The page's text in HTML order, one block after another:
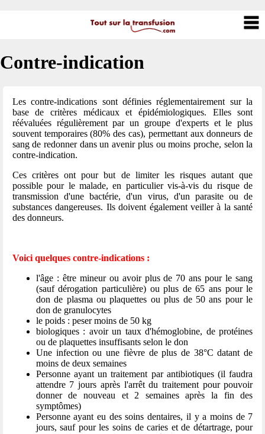
Contre-indication
Les contre-indications sont définies réglementairement sur la
base de critères médicaux et épidémiologiques. Elles sont
réévaluées régulièrement par un groupe d'experts et le plus
souvent temporaires (80% des cas), permettant aux donneurs de
sang de redonner dans un avenir plus ou moins proche, selon la
contre-indication.
Ces critères ont pour but de limiter les risques autant que
possible pour le malade, en particulier vis-à-vis du risque de
transmission d'une bactérie, d'un virus, d'un parasite ou de
substances dangereuses. Ils doivent également veiller à la santé
des donneurs.
Voici quelques contre-indications :
l'âge : être mineur ou avoir plus de 70 ans pour le sang
(sauf dérogation particulière) ou plus de 65 ans pour le
don de plasma ou plaquettes ou plus de 50 ans pour le
don de granulocytes
le poids : peser moins de 50 kg
biologiques : avoir un taux d'hémoglobine, de protéines
ou de plaquettes insuffisants selon le don
Une infection ou une fièvre de plus de 38°C datant de
moins de deux semaines
Personne ayant un traitement par antibiotiques (il faudra
attendre 7 jours après l'arrêt du traitement pour pouvoir
donner de nouveau et 2 semaines après la fin des
symptômes)
Personne ayant eu des soins dentaires, il y a moins de 7
jours, sauf pour les soins de caries et de détartrage, pour